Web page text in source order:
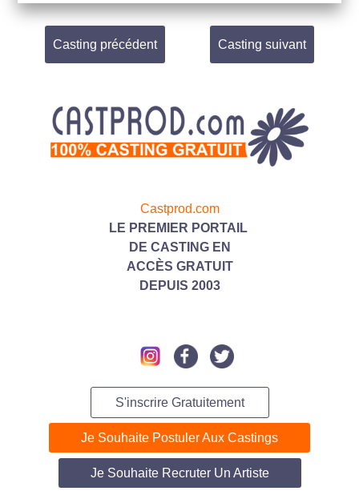
Casting précédent Casting suivant
Castprod.com
LE PREMIER PORTAIL
DE CASTING EN
ACC ÈS GRATUIT
DEPUIS 2003
S'inscrire Gratuitement
Je Souhaite Postuler Aux Castings
Je Souhaite Recruter Un Artiste